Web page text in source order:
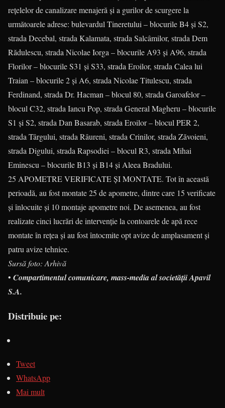
rețelelor de canalizare menajeră și a gurilor de scurgere la
următoarele adrese: bulevardul Tineretului – blocurile B4 și S2,
strada Decebal, strada Kalamata, strada Salcâmilor, strada Dem
Rădulescu, strada Nicolae Iorga – blocurile A93 și A96, strada
Florilor – blocurile S31 și S33, strada Eroilor, strada Calea lui
Traian – blocurile 2 și A6, strada Nicolae Titulescu, strada
Ferdinand, strada Dr. Hacman – blocul 80, strada Garoafelor –
blocul C32, strada Iancu Pop, strada General Magheru – blocurile
S1 și S2, strada Dan Basarab, strada Eroilor – blocul PER 2,
strada Târgului, strada Râureni, strada Crinilor, strada Zăvoieni,
strada Digului, strada Rapsodiei – blocul R3, strada Mihai
Eminescu – blocurile B13 și B14 și Aleea Bradului.
25 APOMETRE VERIFICATE ŞI MONTATE. Tot în această
perioadă, au fost montate 25 de apometre, dintre care 15 verificate
și înlocuite și 10 montaje apometre noi. De asemenea, au fost
realizate cinci lucrări de intervenție la contoarele de apă rece
montate în rețea și au fost întocmite opt avize de amplasament și
patru avize tehnice.
Sursă foto: Arhivă
• Compartimentul comunicare, mass-media al societății Apavil
S.A.
Distribuie pe:
Tweet
WhatsApp
Mai mult